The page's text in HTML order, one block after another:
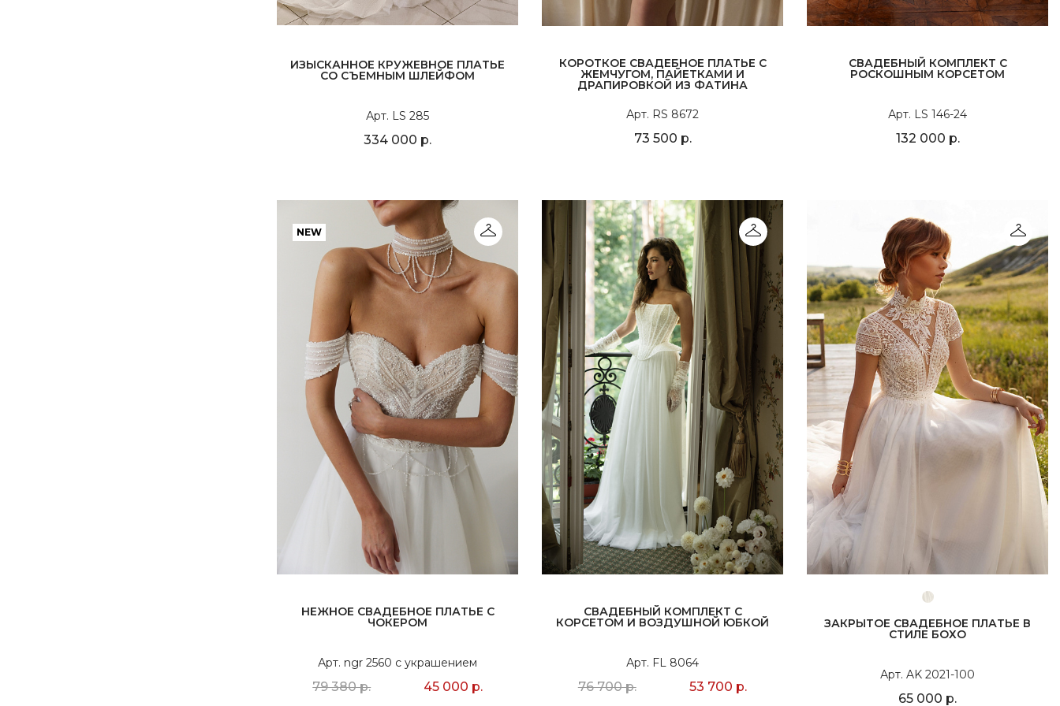
ИЗЫСКАННОЕ КРУЖЕВНОЕ ПЛАТЬЕ
СО СЪЕМНЫМ ШЛЕЙФОМ
Арт. LS 285
334 000 р.
КОРОТКОЕ СВАДЕБНОЕ ПЛАТЬЕ С
ЖЕМЧУГОМ, ПАЙЕТКАМИ И
ДРАПИРОВКОЙ ИЗ ФАТИНА
Арт. RS 8672
73 500 р.
СВАДЕБНЫЙ КОМПЛЕКТ С
РОСКОШНЫМ КОРСЕТОМ
Арт. LS 146-24
132 000 р.
NEW
НЕЖНОЕ СВАДЕБНОЕ ПЛАТЬЕ С
ЧОКЕРОМ
Арт. ngr 2560 с украшением
79 380 р. 45 000 р.
СВАДЕБНЫЙ КОМПЛЕКТ С
КОРСЕТОМ И ВОЗДУШНОЙ ЮБКОЙ
Арт. FL 8064
76 700 р. 53 700 р.
ЗАКРЫТОЕ СВАДЕБНОЕ ПЛАТЬЕ В
СТИЛЕ БОХО
Арт. AK 2021-100
65 000 р.